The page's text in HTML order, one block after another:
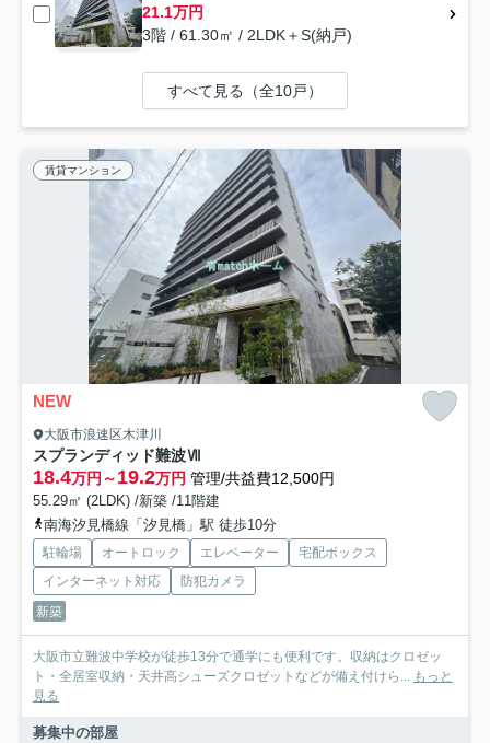
21.1万円
3階 / 61.30㎡ / 2LDK＋S(納戸)
すべて見る（全10戸）
賃貸マンション
NEW
大阪市浪速区木津川
スプランディッド難波Ⅶ
18.4万円～19.2万円 管理/共益費12,500円
55.29㎡ (2LDK) /新築 /11階建
南海汐見橋線「汐見橋」駅 徒歩10分
駐輪場 オートロック エレベーター
宅配ボックス
インターネット対応
防犯カメラ
新築
大阪市立難波中学校が徒歩13分で通学にも便利です。収納はクロゼッ
ト・全居室収納・天井高シューズクロゼットなどが備え付けら... もっと
見る
募集中の部屋